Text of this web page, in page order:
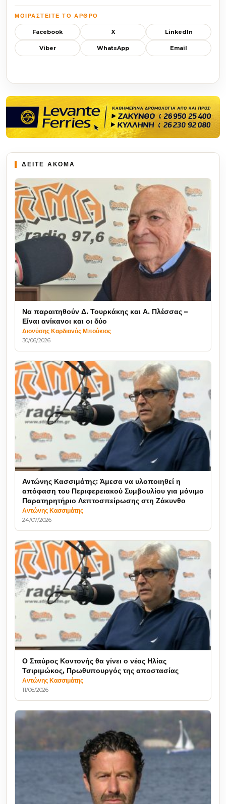
ΜΟΙΡΑΣΤΕΊΤΕ ΤΟ ΆΡΘΡΟ
Facebook X LinkedIn
Viber WhatsApp Email
ΔΕΙΤΕ ΑΚΟΜΑ
Να παραιτηθούν Δ. Τουρκάκης και Α. Πλέσσας –
Είναι ανίκανοι και οι δύο
Διονύσης Καρδιανός Μπούκιος
30/06/2026
Αντώνης Κασσιμάτης: Άμεσα να υλοποιηθεί η
απόφαση του Περιφερειακού Συμβουλίου για μόνιμο
Παρατηρητήριο Λεπτοσπείρωσης στη Ζάκυνθο
Αντώνης Κασσιμάτης
24/07/2026
Ο Σταύρος Κοντονής θα γίνει ο νέος Ηλίας
Τσιριμώκος, Πρωθυπουργός της αποστασίας
Αντώνης Κασσιμάτης
11/06/2026